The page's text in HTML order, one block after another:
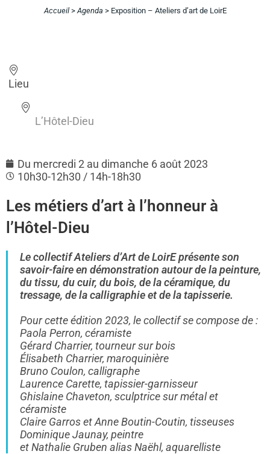
Accueil> Agenda > Exposition – Ateliers d’art de LoirE
Lieu
L’Hôtel-Dieu
Du mercredi 2 au dimanche 6 août 2023
10h30-12h30 / 14h-18h30
Les métiers d’art à l’honneur à
l’Hôtel-Dieu
Le collectif Ateliers d’Art de LoirE présente son
savoir-faire en démonstration autour de la peinture,
du tissu, du cuir, du bois, de la céramique, du
tressage, de la calligraphie et de la tapisserie.
Pour cette édition 2023, le collectif se compose de :
Paola Perron, céramiste
Gérard Charrier, tourneur sur bois
Élisabeth Charrier, maroquinière
Bruno Coulon, calligraphe
Laurence Carette, tapissier-garnisseur
Ghislaine Chaveton, sculptrice sur métal et
céramiste
Claire Garros et Anne Boutin-Coutin, tisseuses
Dominique Jaunay, peintre
et Nathalie Gruben alias Naëhl, aquarelliste